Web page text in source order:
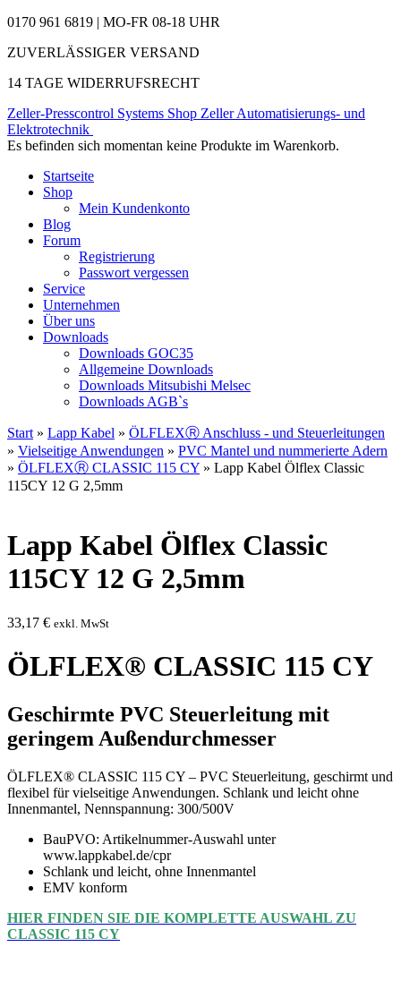
0170 961 6819 | MO-FR 08-18 UHR
ZUVERLÄSSIGER VERSAND
14 TAGE WIDERRUFSRECHT
Zeller-Presscontrol Systems Shop Zeller Automatisierungs- und
Elektrotechnik
Es befinden sich momentan keine Produkte im Warenkorb.
Startseite
Shop
Mein Kundenkonto
Blog
Forum
Registrierung
Passwort vergessen
Service
Unternehmen
Über uns
Downloads
Downloads GOC35
Allgemeine Downloads
Downloads Mitsubishi Melsec
Downloads AGB`s
Start » Lapp Kabel » ÖLFLEXⓇ Anschluss - und Steuerleitungen
» Vielseitige Anwendungen » PVC Mantel und nummerierte Adern
» ÖLFLEXⓇ CLASSIC 115 CY » Lapp Kabel Ölflex Classic
115CY 12 G 2,5mm
Lapp Kabel Ölflex Classic
115CY 12 G 2,5mm
33,17 € exkl. MwSt
ÖLFLEX® CLASSIC 115 CY
Geschirmte PVC Steuerleitung mit
geringem Außendurchmesser
ÖLFLEX® CLASSIC 115 CY – PVC Steuerleitung, geschirmt und
flexibel für vielseitige Anwendungen. Schlank und leicht ohne
Innenmantel, Nennspannung: 300/500V
BauPVO: Artikelnummer-Auswahl unter
www.lappkabel.de/cpr
Schlank und leicht, ohne Innenmantel
EMV konform
HIER FINDEN SIE DIE KOMPLETTE AUSWAHL ZU
CLASSIC 115 CY